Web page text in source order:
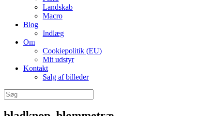
Landskab
Macro
Blog
Indlæg
Om
Cookiepolitik (EU)
Mit udstyr
Kontakt
Salg af billeder
Søg
efter: